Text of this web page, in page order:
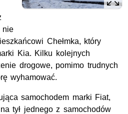
nie
Chełmka, który
Kia. Kilku kolejnych
drogowe, pomimo trudnych
wyhamować.
samochodem marki Fiat,
tył jednego z samochodów